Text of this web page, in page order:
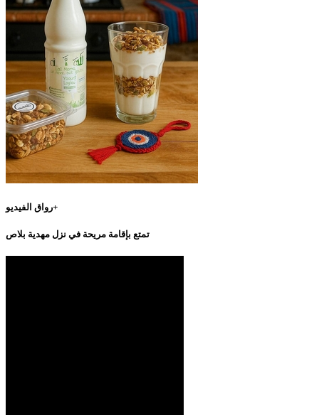
رواق الفيديو+
تمتع بإقامة مريحة في نزل مهدية بلاص